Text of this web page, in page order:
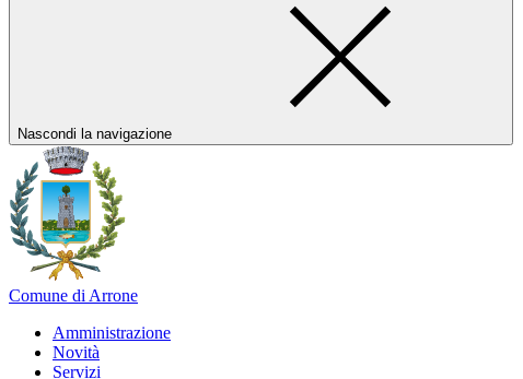
Nascondi la navigazione
Comune di Arrone
Amministrazione
Novità
Servizi